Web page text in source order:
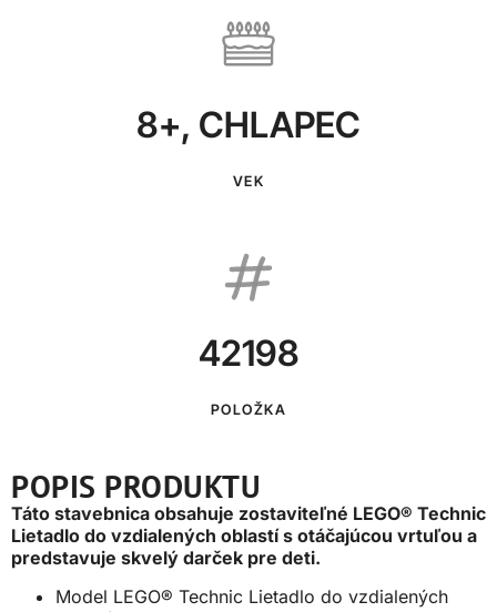
8+, CHLAPEC
VEK
42198
POLOŽKA
POPIS PRODUKTU
Táto stavebnica obsahuje zostaviteľné LEGO® Technic
Lietadlo do vzdialených oblastí s otáčajúcou vrtuľou a
predstavuje skvelý darček pre deti.
Model LEGO® Technic Lietadlo do vzdialených